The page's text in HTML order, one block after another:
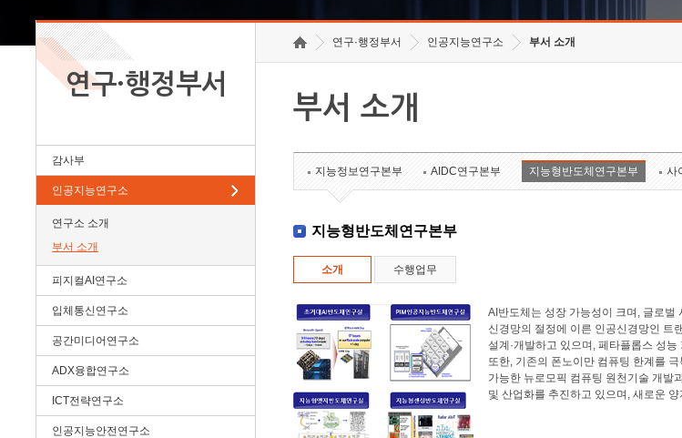
연구·행정부서
감사부
인공지능연구소
연구소 소개
부서 소개
피지컬AI연구소
입체통신연구소
공간미디어연구소
ADX융합연구소
ICT전략연구소
인공지능안전연구소
연구·행정부서 인공지능연구소 부서 소개
부서 소개
지능정보연구본부 AIDC연구본부 지능형반도체연구본부 사
지능형반도체연구본부
소개 수행업무
AI반도체는 성장 가능성이 크며, 글로벌
신경망의 절정에 이른 인공신경망인 트
설계·개발하고 있으며, 페타플롭스 성
또한, 기존의 폰노이만 컴퓨팅 한계를
가능한 뉴로모픽 컴퓨팅 원천기술 개발
및 산업화를 추진하고 있으며, 새로운